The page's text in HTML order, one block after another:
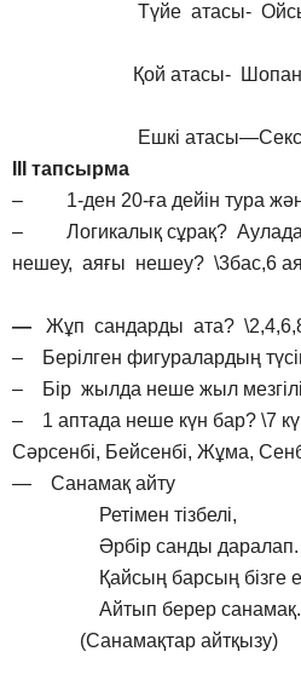
Түйе атасы-
Қой атасы- Шопан
Ешкі атасы—Сексек
III тапсырма
– 1-ден 20-ға дейін тура
– Логикалық сұрақ?
нешеу, аяғы нешеу? \3бас,6
— Жұп сандарды ата?
– Берілген фигуралардың
– Бір жылда неше жыл
– 1 аптада неше күн бар? \7
Сәрсенбі, Бейсенбі, Жұма,
— Санамақ айту
Ретімен тізбелі,
Әрбір санды даралап.
Қайсың барсың бізге
Айтып берер санамақ.
(Санамақтар айтқызу)